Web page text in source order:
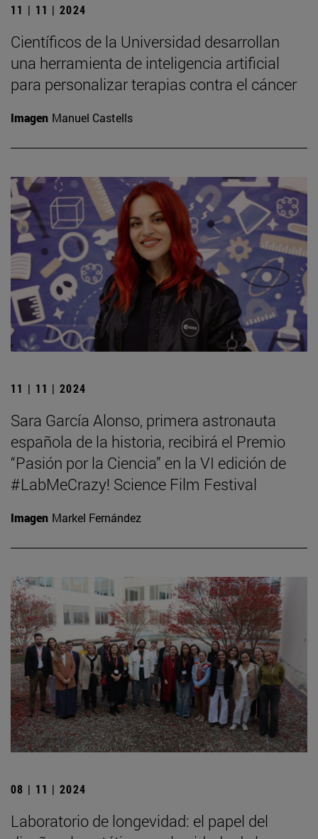
11 | 11 | 2024
Científicos de la Universidad desarrollan
una herramienta de inteligencia artificial
para personalizar terapias contra el cáncer
Imagen Manuel Castells
11 | 11 | 2024
Sara García Alonso, primera astronauta
española de la historia, recibirá el Premio
“Pasión por la Ciencia” en la VI edición de
#LabMeCrazy! Science Film Festival
Imagen Markel Fernández
08 | 11 | 2024
Laboratorio de longevidad: el papel del